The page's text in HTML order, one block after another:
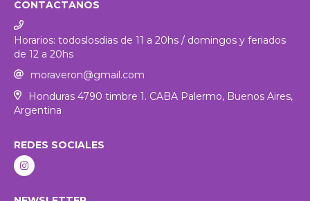
CONTACTANOS
Horarios: todoslosdias de 11 a 20hs / domingos y feriados
de 12 a 20hs
moraveron@gmail.com
Honduras 4790 timbre 1. CABA Palermo, Buenos Aires,
Argentina
REDES SOCIALES